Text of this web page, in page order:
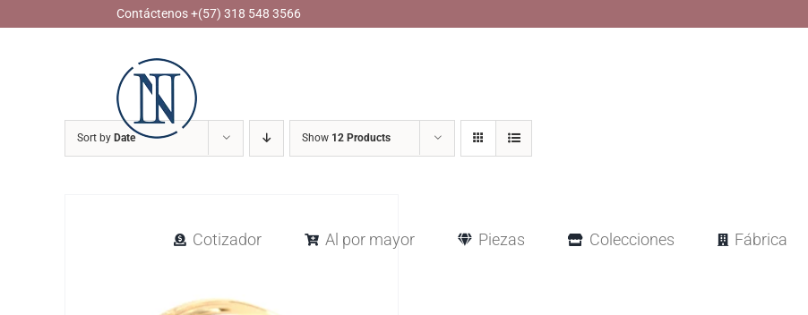
Contáctenos +(57) 318 548 3566
Cotizador Al por mayor Piezas Colecciones Fábrica
Sort by Date Show 12 Products